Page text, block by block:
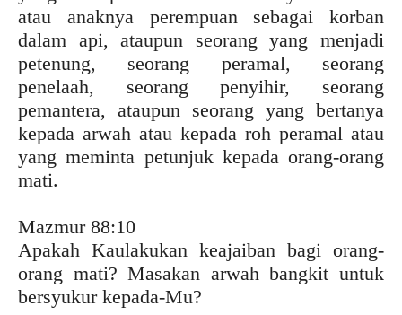
atau anaknya perempuan sebagai korban
dalam api, ataupun seorang yang menjadi
petenung, seorang peramal, seorang
penelaah, seorang penyihir, seorang
pemantera, ataupun seorang yang bertanya
kepada arwah atau kepada roh peramal atau
yang meminta petunjuk kepada orang-orang
mati.
Mazmur 88:10
Apakah Kaulakukan keajaiban bagi orang-
orang mati? Masakan arwah bangkit untuk
bersyukur kepada-Mu?